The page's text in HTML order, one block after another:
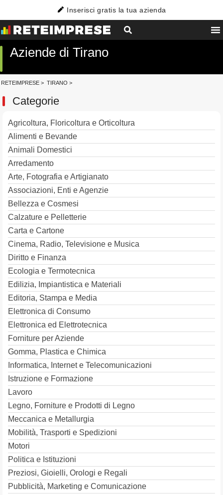
Inserisci gratis la tua azienda
Aziende di Tirano
RETEIMPRESE > TIRANO >
Categorie
Agricoltura, Floricoltura e Orticoltura
Alimenti e Bevande
Animali Domestici
Arredamento
Arte, Fotografia e Artigianato
Associazioni, Enti e Agenzie
Bellezza e Cosmesi
Calzature e Pelletterie
Carta e Cartone
Cinema, Radio, Televisione e Musica
Diritto e Finanza
Ecologia e Termotecnica
Edilizia, Impiantistica e Materiali
Editoria, Stampa e Media
Elettronica di Consumo
Elettronica ed Elettrotecnica
Forniture per Aziende
Gomma, Plastica e Chimica
Informatica, Internet e Telecomunicazioni
Istruzione e Formazione
Lavoro
Legno, Forniture e Prodotti di Legno
Meccanica e Metallurgia
Mobilità, Trasporti e Spedizioni
Motori
Politica e Istituzioni
Preziosi, Gioielli, Orologi e Regali
Pubblicità, Marketing e Comunicazione